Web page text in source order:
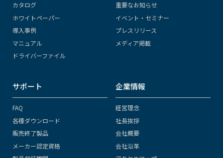
カタログ
ホワイトペーパー
導入事例
マニュアル
ドライバーファイル
重要なお知らせ
イベント・セミナー
プレスリリース
メディア掲載
サポート
FAQ
各種ダウンロード
販売終了製品
メーカー認定資格
企業情報
経営理念
社長挨拶
会社概要
会社沿革